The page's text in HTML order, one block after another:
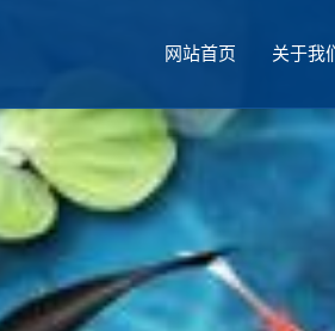
网站首页 关于我们